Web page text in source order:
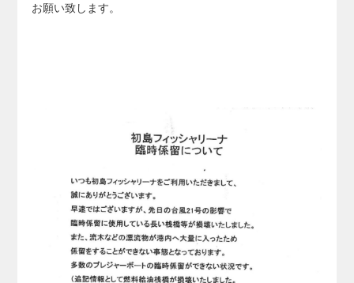
お願い致します。